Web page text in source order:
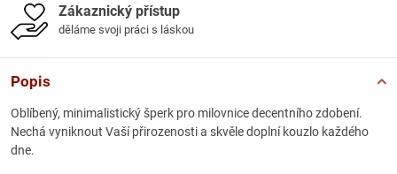
Zákaznický přístup
děláme svoji práci s láskou
Popis
Oblíbený, minimalistický šperk pro milovnice decentního zdobení.
Nechá vyniknout Vaší přirozenosti a skvěle doplní kouzlo každého
dne.